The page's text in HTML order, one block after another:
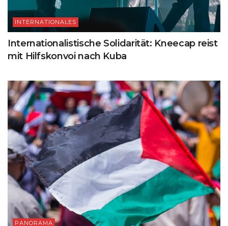
INTERNATIONALES
Internationalistische Solidarität: Kneecap reist
mit Hilfskonvoi nach Kuba
PANORAMA